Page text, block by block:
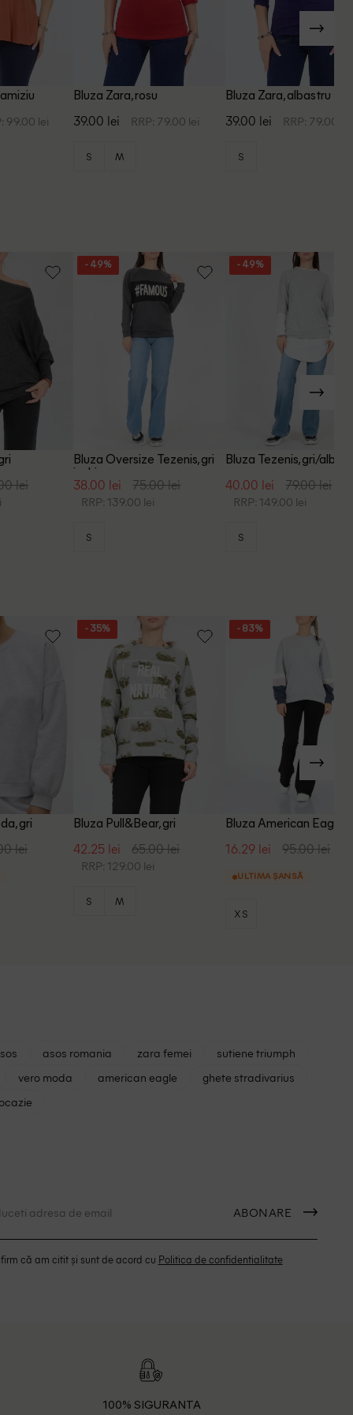
99.00 lei
Bluza Zara, rosu
39.00 lei RRP: 79.00 lei
S M
Bluza Zara, albastru
39.00 lei RRP: 79.00 lei
S
lei
- 49%
Bluza Oversize Tezenis, gri
inchis
38.00 lei 75.00 lei
RRP: 139.00 lei
S
- 49%
Bluza Tezenis, gri/alb
40.00 lei 79.00 lei
RRP: 149.00 lei
S
gri
lei
- 35%
Bluza Pull&Bear, gri
42.25 lei 65.00 lei
RRP: 129.00 lei
S M
- 83%
Bluza American Eagle,
16.29 lei 95.00 lei
ULTIMA ȘANSĂ
XS
asos romania zara femei
sutiene triumph
vero moda american eagle
ghete stradivarius
ABONARE
că am citit și sunt de acord cu Politica de confidentialitate
100% SIGURANTA